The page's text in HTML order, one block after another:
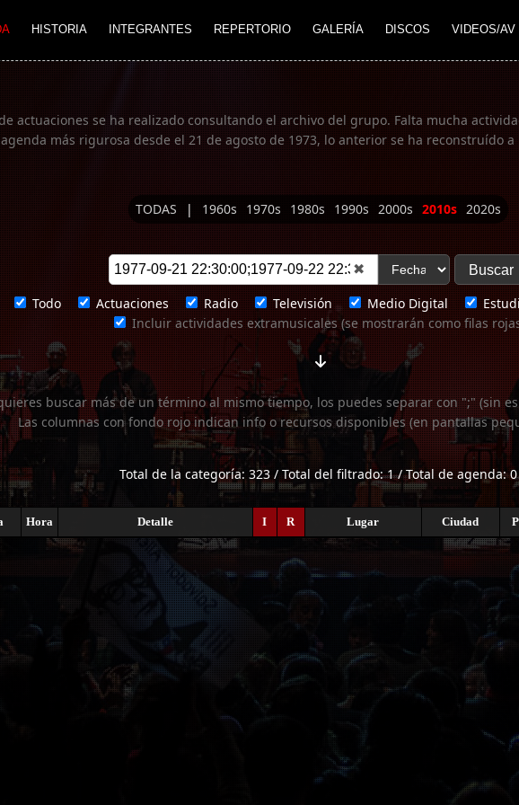
HISTORIA INTEGRANTES REPERTORIO GALERÍA DISCOS VIDEOS/AV
actuaciones se ha realizado consultando el archivo del grupo. Falta mucha
más rigurosa desde el 21 de agosto de 1973, lo anterior se ha reconstruído
TODAS | 1960s 1970s 1980s 1990s 2000s 2010s 2020s
✖
Todo Actuaciones Radio Televisión Medio Digital
Incluir actividades extramusicales (se mostrarán como filas
buscar más de un término al mismo tiempo, los puedes separar con ";" (sin
Las columnas con fondo rojo indican info o recursos disponibles (en pantallas
Total de la categoría: 323 / Total del filtrado: 1 / Total de agenda: 0
Hora Detalle I R Lugar Ciudad